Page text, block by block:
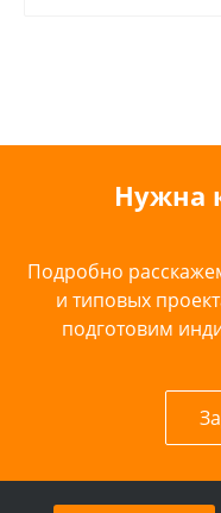
Нужна
Подробно
и типовых
подготовим